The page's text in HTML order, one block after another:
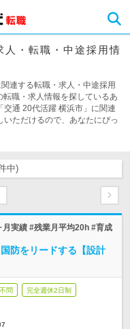
・転職・中途採用情
連する転職・求人・中途採用
職・求人情報を探しているあ
通 20代活躍 横浜市」に関連
ただけるので、あなたにぴっ
中)
実績 #残業月平均20h #育成
防をリードする【設計
問 完全週休2日制